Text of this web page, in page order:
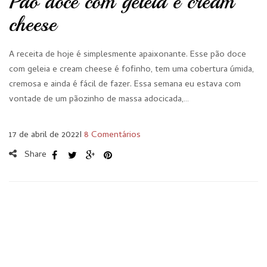
cheese
A receita de hoje é simplesmente apaixonante. Esse pão doce
com geleia e cream cheese é fofinho, tem uma cobertura úmida,
cremosa e ainda é fácil de fazer. Essa semana eu estava com
vontade de um pãozinho de massa adocicada,…
17 de abril de 2022I 8 Comentários
Share